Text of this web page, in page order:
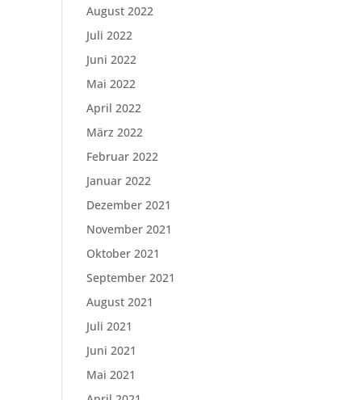
August 2022
Juli 2022
Juni 2022
Mai 2022
April 2022
März 2022
Februar 2022
Januar 2022
Dezember 2021
November 2021
Oktober 2021
September 2021
August 2021
Juli 2021
Juni 2021
Mai 2021